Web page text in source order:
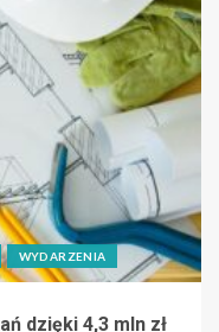
WYDARZENIA
dzięki 4,3 mln zł